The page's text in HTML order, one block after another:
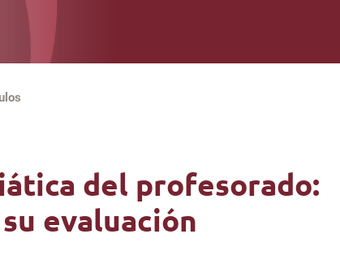
del profesorado:
evaluación